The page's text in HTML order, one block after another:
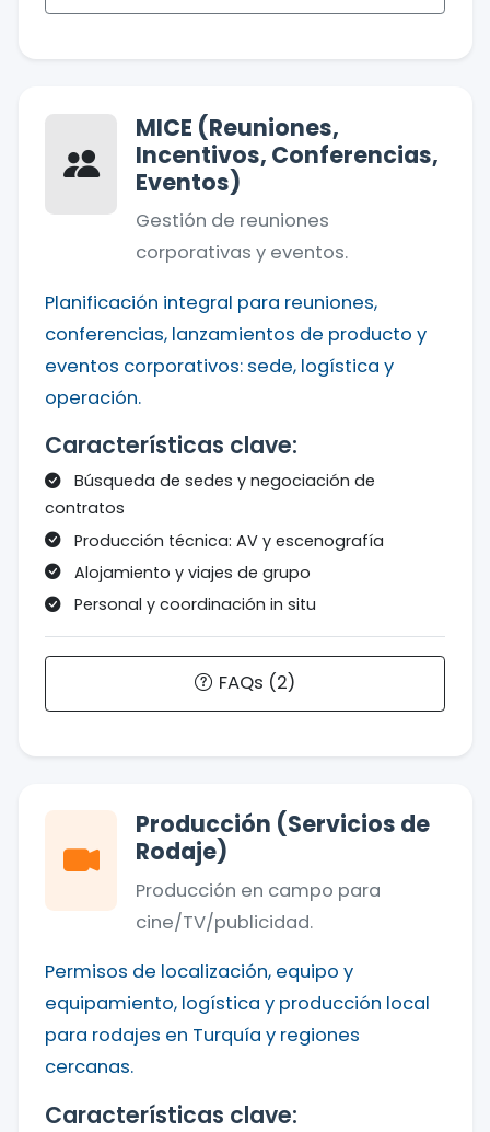
MICE (Reuniones,
Incentivos, Conferencias,
Eventos)
Gestión de reuniones
corporativas y eventos.
Planificación integral para reuniones,
conferencias, lanzamientos de producto y
eventos corporativos: sede, logística y
operación.
Características clave:
Búsqueda de sedes y negociación de
contratos
Producción técnica: AV y escenografía
Alojamiento y viajes de grupo
Personal y coordinación in situ
FAQs (2)
Producción (Servicios de
Rodaje)
Producción en campo para
cine/TV/publicidad.
Permisos de localización, equipo y
equipamiento, logística y producción local
para rodajes en Turquía y regiones
cercanas.
Características clave: